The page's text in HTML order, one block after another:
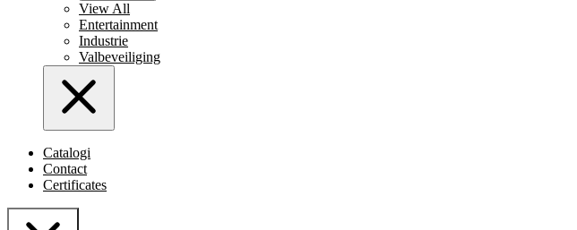
View All
Entertainment
Industrie
Valbeveiliging
Catalogi
Contact
Certificates